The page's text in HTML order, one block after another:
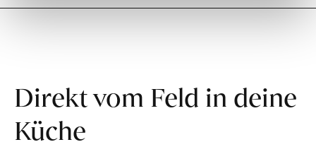
Direkt vom Feld in deine
Küche